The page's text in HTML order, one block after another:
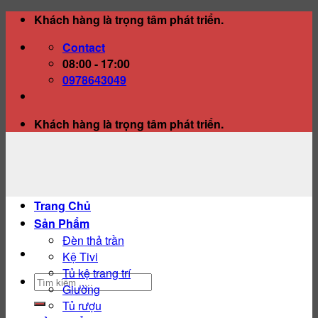
Skip
content
Khách hàng là trọng tâm phát triển.
Contact
08:00 - 17:00
0978643049
Khách hàng là trọng tâm phát triển.
Tìm
kiếm:
Trang Chủ
Sản Phẩm
Đèn thả trần
Kệ Tivi
Tủ kệ trang trí
Giường
Tủ rượu